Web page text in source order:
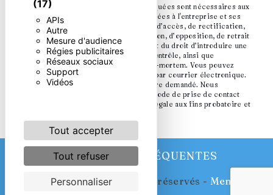
(17)
APIs
Autre
Mesure d'audience
Régies publicitaires
Réseaux sociaux
Support
Vidéos
Tout accepter
Tout refuser
Personnaliser
** Les données personnelles communiquées sont nécessaires aux
fins de vous contacter. Elles sont destinées à l'entreprise et ses
sous-traitants. Vous disposez de droits d’accès, de rectification,
d’effacement, de portabilité, de limitation, d’opposition, de retrait
de votre consentement à tout moment et du droit d’introduire une
réclamation auprès d’une autorité de contrôle, ainsi que
d’organiser le sort de vos données post-mortem. Vous pouvez
exercer ces droits par voie postale ou par courrier électronique.
Un justificatif d'identité pourra vous être demandé. Nous
conservons vos données pendant la période de prise de contact
puis pendant la durée de prescription légale aux fins probatoire et
RECHERCHES FRÉQUENTES
Vistalid- 2026 - Tous droits réservés - Mentions